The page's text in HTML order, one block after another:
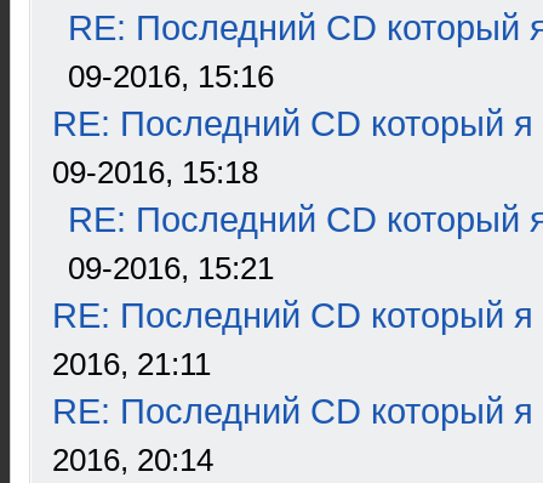
RE: Последний CD который
09-2016, 15:16
RE: Последний CD который я
09-2016, 15:18
RE: Последний CD который
09-2016, 15:21
RE: Последний CD который я
2016, 21:11
RE: Последний CD который я
2016, 20:14